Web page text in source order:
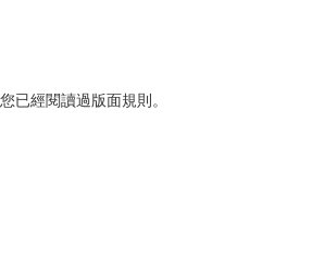
已經閱讀過版面規則。